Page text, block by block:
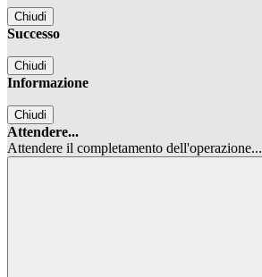
Chiudi
Successo
Chiudi
Informazione
Chiudi
Attendere...
Attendere il completamento dell'operazione...